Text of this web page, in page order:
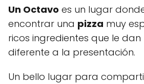
Un Octavo es un lugar
encontrar una pizza muy
ricos ingredientes que le
diferente a la presentación.
Un bello lugar para